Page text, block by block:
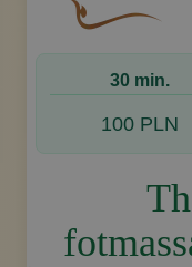
30 min.
100 PLN